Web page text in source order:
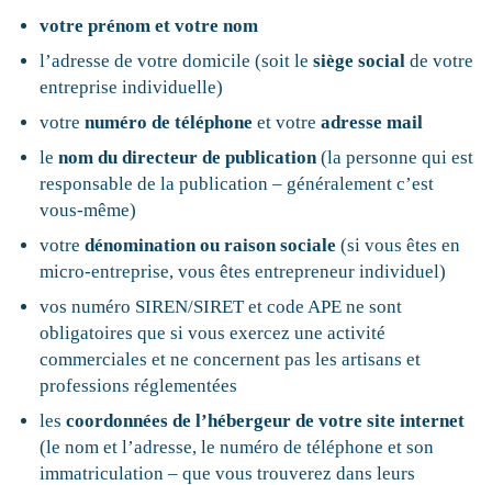
votre prénom et votre nom
l’adresse de votre domicile (soit lesiège social de votre
entreprise individuelle)
votrenuméro de téléphone et votreadresse mail
lenom du directeur de publication(la personne qui est
responsable de la publication – généralement c’est
vous-même)
votredénominationouraison sociale (si vous êtes en
micro-entreprise, vous êtes entrepreneur individuel)
vos numéro SIREN/SIRET et code APE ne sont
obligatoires que si vous exercez une activité
commerciales et ne concernent pas les artisans et
professions réglementées
lescoordonnées de l’hébergeur de votre site internet
(le nom et l’adresse, le numéro de téléphone et son
immatriculation – que vous trouverez dans leurs